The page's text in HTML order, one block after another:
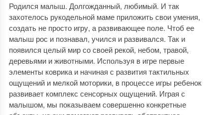
Родился малыш. Долгожданный, любимый. И так
захотелось рукодельной маме приложить свои умения,
создать не просто игру, а развивающее поле. Чтоб ее
малыш рос и познавал, учился и развивался. Так и
появился целый мир со своей рекой, небом, травой,
деревьями и животными. Используя в игре первые
элементы коврика и начиная с развития тактильных
ощущений и мелкой моторики, в процессе игры ребенок
развивает комплекс сенсорных ощущений. Играя с
малышом, мы показываем совершенно конкретные